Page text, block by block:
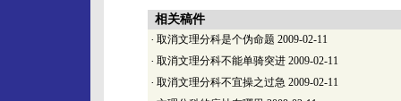
相关稿件
· 取消文理分科是个伪命题 2009-02-11
· 取消文理分科不能单骑突进 2009-02-11
· 取消文理分科不宜操之过急 2009-02-11